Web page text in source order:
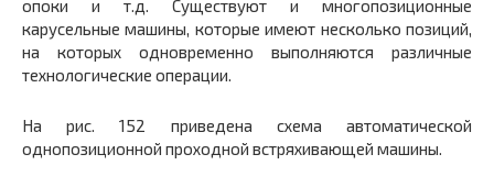
опоки и т.д. Существуют и многопозиционные
карусельные машины, которые имеют несколько позиций,
на которых одновременно выполняются различные
технологические операции.
На рис. 152 приведена схема автоматической
однопозиционной проходной встряхивающей машины.